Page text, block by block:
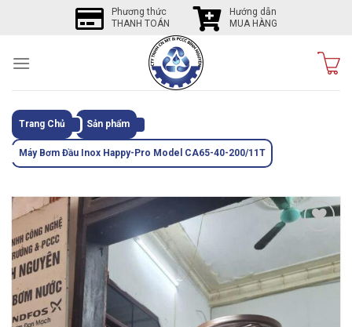
Phương thức
THANH TOÁN
Hướng dẫn
MUA HÀNG
Trang Chủ Sản phẩm
Máy Bơm Đầu Inox Happy-Pro Model CA65-40-200/11T
Tôi
thích